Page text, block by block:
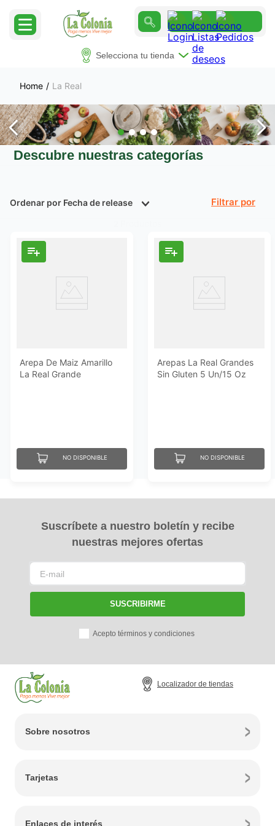
Selecciona tu tienda
La Real
Descubre nuestras categorías
Ordenar por Fecha de release
Arepa De Maiz Amarillo
La Real Grande
NO DISPONIBLE
Arepas La Real Grandes
Sin Gluten 5 Un/15 Oz
NO DISPONIBLE
Suscríbete a nuestro boletín y recibe
nuestras mejores ofertas
SUSCRIBIRME
Acepto términos y condiciones
Localizador de tiendas
Sobre nosotros
Tarjetas
Enlaces de interés